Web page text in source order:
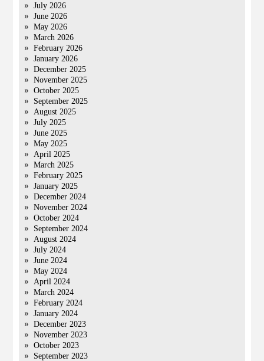
July 2026
June 2026
May 2026
March 2026
February 2026
January 2026
December 2025
November 2025
October 2025
September 2025
August 2025
July 2025
June 2025
May 2025
April 2025
March 2025
February 2025
January 2025
December 2024
November 2024
October 2024
September 2024
August 2024
July 2024
June 2024
May 2024
April 2024
March 2024
February 2024
January 2024
December 2023
November 2023
October 2023
September 2023